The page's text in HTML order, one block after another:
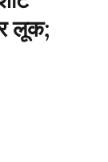
लूक;